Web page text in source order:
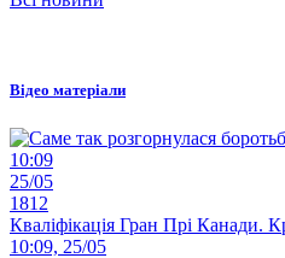
Відео матеріали
10:09
25/05
1812
Кваліфікація Гран Прі Канади.
10:09, 25/05